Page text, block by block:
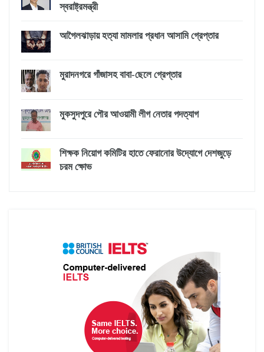
স্বরাষ্ট্রমন্ত্রী
আগৈলঝাড়ায় হত্যা মামলার প্রধান আসামি গ্রেপ্তার
মুরাদনগরে গাঁজাসহ বাবা-ছেলে গ্রেপ্তার
মুকসুদপুরে পৌর আওয়ামী লীগ নেতার পদত্যাগ
শিক্ষক নিয়োগ কমিটির হাতে ফেরানোর উদ্যোগে দেশজুড়ে
চরম ক্ষোভ